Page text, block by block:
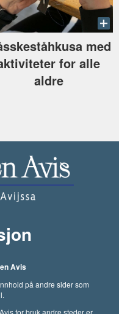
med
for alle
aldre
Avis
på andre sider som
for bruk andre steder er